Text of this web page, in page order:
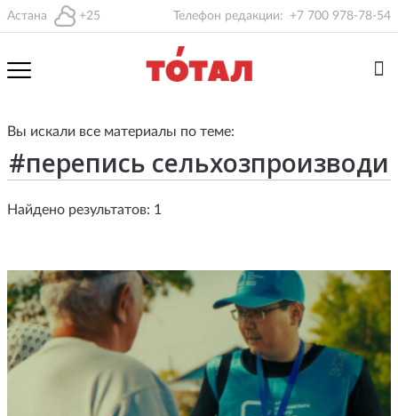
Астана +25 Телефон редакции: +7 700 978-78-54
Вы искали все материалы по теме:
Найдено результатов: 1